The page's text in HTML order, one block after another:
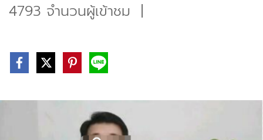
4793 จำนวนผู้เข้าชม |